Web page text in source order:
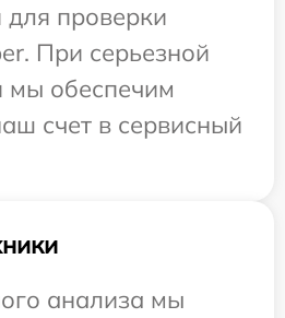
проверки
При серьезной
мы обеспечим
счет в сервисный
анализа мы